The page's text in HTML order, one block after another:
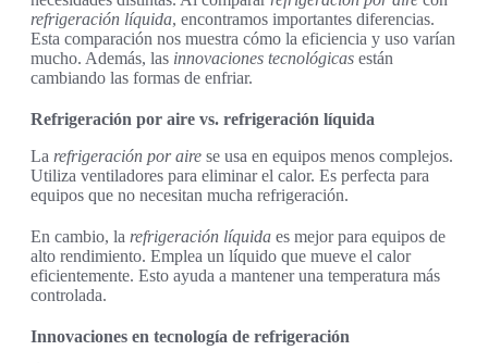
refrigeración líquida, encontramos importantes diferencias.
Esta comparación nos muestra cómo la eficiencia y uso varían
mucho. Además, las innovaciones tecnológicas están
cambiando las formas de enfriar.
Refrigeración por aire vs. refrigeración líquida
La refrigeración por aire se usa en equipos menos complejos.
Utiliza ventiladores para eliminar el calor. Es perfecta para
equipos que no necesitan mucha refrigeración.
En cambio, la refrigeración líquida es mejor para equipos de
alto rendimiento. Emplea un líquido que mueve el calor
eficientemente. Esto ayuda a mantener una temperatura más
controlada.
Innovaciones en tecnología de refrigeración